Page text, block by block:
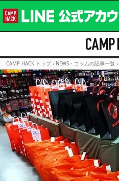
CAMP HACK トップ › NEWS・コラムの記事一覧 ›